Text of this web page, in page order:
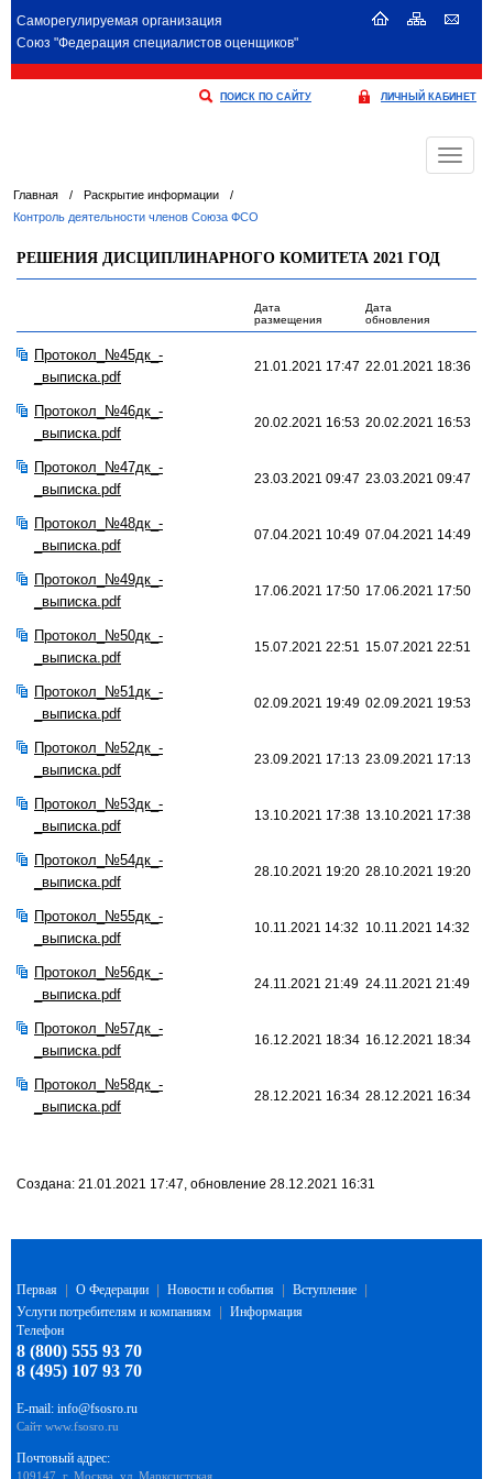
Саморегулируемая организация
Союз "Федерация специалистов оценщиков"
ПОИСК ПО САЙТУ ЛИЧНЫЙ КАБИНЕТ
Меню
Главная / Раскрытие информации
/
Контроль деятельности членов Союза ФСО
РЕШЕНИЯ ДИСЦИПЛИНАРНОГО КОМИТЕТА 2021 ГОД
Дата
размещения
Дата
обновления
Протокол_№45дк_-
_выписка.pdf
21.01.2021 17:47 22.01.2021 18:36
Протокол_№46дк_-
_выписка.pdf
20.02.2021 16:53 20.02.2021 16:53
Протокол_№47дк_-
_выписка.pdf
23.03.2021 09:47 23.03.2021 09:47
Протокол_№48дк_-
_выписка.pdf
07.04.2021 10:49 07.04.2021 14:49
Протокол_№49дк_-
_выписка.pdf
17.06.2021 17:50 17.06.2021 17:50
Протокол_№50дк_-
_выписка.pdf
15.07.2021 22:51 15.07.2021 22:51
Протокол_№51дк_-
_выписка.pdf
02.09.2021 19:49 02.09.2021 19:53
Протокол_№52дк_-
_выписка.pdf
23.09.2021 17:13 23.09.2021 17:13
Протокол_№53дк_-
_выписка.pdf
13.10.2021 17:38 13.10.2021 17:38
Протокол_№54дк_-
_выписка.pdf
28.10.2021 19:20 28.10.2021 19:20
Протокол_№55дк_-
_выписка.pdf
10.11.2021 14:32 10.11.2021 14:32
Протокол_№56дк_-
_выписка.pdf
24.11.2021 21:49 24.11.2021 21:49
Протокол_№57дк_-
_выписка.pdf
16.12.2021 18:34 16.12.2021 18:34
Протокол_№58дк_-
_выписка.pdf
28.12.2021 16:34 28.12.2021 16:34
Создана: 21.01.2021 17:47, обновление 28.12.2021 16:31
Первая О Федерации Новости и события Вступление
Услуги потребителям и компаниям
Информация
Телефон
8 (800) 555 93 70
8 (495) 107 93 70
E-mail: info@fsosro.ru
Сайт www.fsosro.ru
Почтовый адрес:
109147, г. Москва, ул. Марксистская,